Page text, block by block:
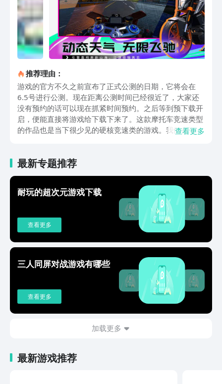
推荐理由：
游戏的官方不久之前宣布了正式公测的日期，它将会在
6.5号进行公测。现在距离公测时间已经很近了，大家还
没有预约的话可以现在抓紧时间预约。之后等到预下载开
启，便能直接将游戏给下载下来了。这款摩托车竞速类型
的作品也是当下很少见的硬核竞速类的游戏。我们在游戏
终的胜利。从目前来看游戏里面有着不少的地图，这些地
图都是参考真实场景所做的。游戏的操作一开始玩家们会
有一些不习惯，在通过教学之后便可以掌握到基本的操作
方法，之后我们便能够正式进行挑战了。我们在和其他玩
家挑战之前首先需要弄明白每一辆摩托车的大概情况，因
为游戏之中的摩托车都有着不同的性能，有些强力的摩托
车并不一定适合我们，玩家们需要了解后才能知道最适合
这次的作品从当前来看完成度还是很高的。一开始的教学
关卡玩家们一定要去完成，关卡可以让我们了解到最基本
的操作方式，在了解之后才能开始比赛。
查看更多
最新专题推荐
耐玩的超次元游戏下载
查看更多
三人同屏对战游戏有哪些
查看更多
加载更多
最新游戏推荐